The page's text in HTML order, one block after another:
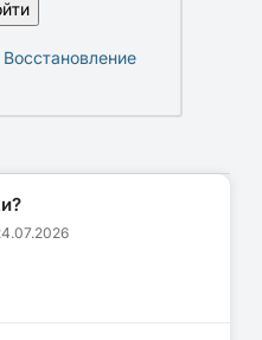
Восстановление